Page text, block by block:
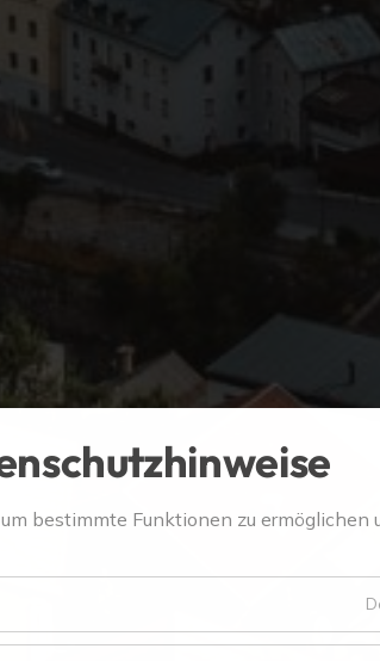
bestimmte Funktionen zu ermöglichen